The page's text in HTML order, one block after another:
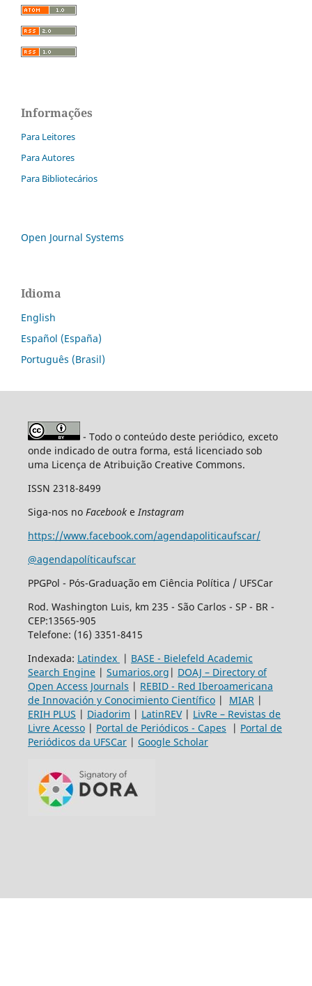
Informações
Para Leitores
Para Autores
Para Bibliotecários
Open Journal Systems
Idioma
English
Español (España)
Português (Brasil)
- Todo o conteúdo deste periódico, exceto
onde indicado de outra forma, está licenciado sob
uma Licença de Atribuição Creative Commons.
ISSN 2318-8499
Siga-nos no Facebook eInstagram
https://www.facebook.com/agendapoliticaufscar/
@agendapolíticaufscar
PPGPol - Pós-Graduação em Ciência Política / UFSCar
Rod. Washington Luis, km 235 - São Carlos - SP - BR -
CEP:13565-905
Telefone: (16) 3351-8415
Indexada: Latindex | BASE - Bielefeld Academic
Search Engine| Sumarios.org | DOAJ – Directory of
Open Access Journals | REBID - Red Iberoamericana
de Innovación y Conocimiento Científico| MIAR|
ERIH PLUS | Diadorim | LatinREV| LivRe – Revistas de
Livre Acesso| Portal de Periódicos - Capes | Portal de
Periódicos da UFSCar| Google Scholar